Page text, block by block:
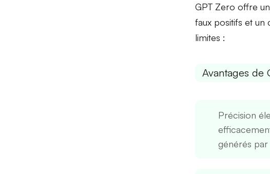
GPT Zero offre
faux positifs et un
limites :
Avantages de
Précision
générés par